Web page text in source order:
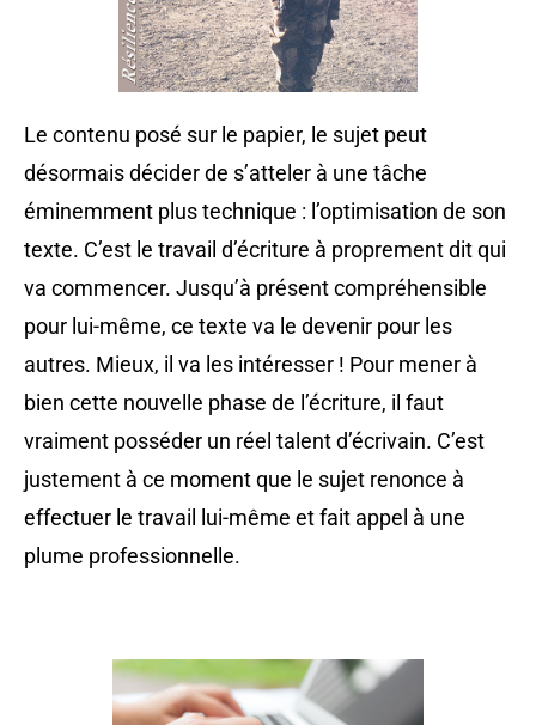
Le contenu posé sur le papier, le sujet peut
désormais décider de s’atteler à une tâche
éminemment plus technique : l’optimisation de son
texte. C’est le travail d’écriture à proprement dit qui
va commencer. Jusqu’à présent compréhensible
pour lui-même, ce texte va le devenir pour les
autres. Mieux, il va les intéresser ! Pour mener à
bien cette nouvelle phase de l’écriture, il faut
vraiment posséder un réel talent d’écrivain. C’est
justement à ce moment que le sujet renonce à
effectuer le travail lui-même et fait appel à une
plume professionnelle.